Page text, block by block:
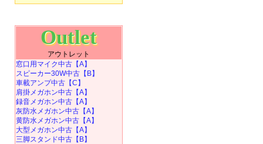
Outlet
アウトレット
窓口用マイク中古【A】
スピーカー30W中古【B】
車載アンプ中古【C】
肩掛メガホン中古【A】
録音メガホン中古【A】
灰防水メガホン中古【A】
黄防水メガホン中古【A】
大型メガホン中古【A】
三脚スタンド中古【B】